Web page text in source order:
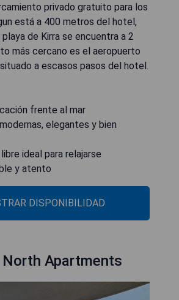
privado gratuito para los
está a 400 metros del hotel,
de Kirra se encuentra a 2
más cercano es el aeropuerto
a escasos pasos del hotel.
frente al mar
elegantes y bien
ideal para relajarse
y atento
DISPONIBILIDAD
Apartments